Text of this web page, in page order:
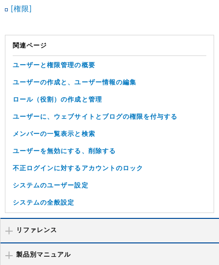
[権限]
関連ページ
ユーザーと権限管理の概要
ユーザーの作成と、ユーザー情報の編集
ロール（役割）の作成と管理
ユーザーに、ウェブサイトとブログの権限を付与する
メンバーの一覧表示と検索
ユーザーを無効にする、削除する
不正ログインに対するアカウントのロック
システムのユーザー設定
システムの全般設定
リファレンス
製品別マニュアル